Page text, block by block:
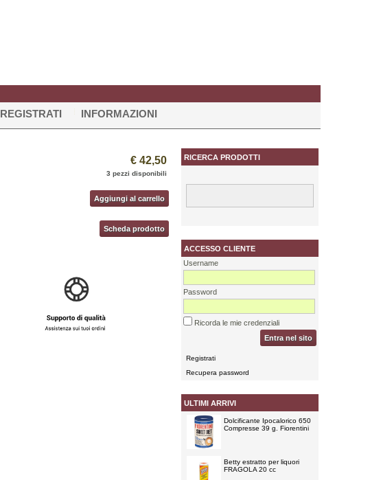
REGISTRATI INFORMAZIONI
€ 42,50
3 pezzi disponibili
Aggiungi al carrello
Scheda prodotto
RICERCA PRODOTTI
ACCESSO CLIENTE
Username
Password
Ricorda le mie credenziali
Entra nel sito
Registrati
Recupera password
ULTIMI ARRIVI
Dolcificante Ipocalorico 650
Compresse 39 g. Fiorentini
Betty estratto per liquori
FRAGOLA 20 cc